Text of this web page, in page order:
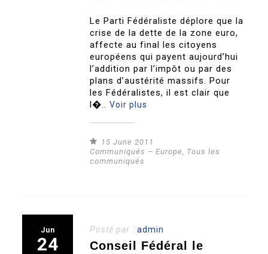
Le Parti Fédéraliste déplore que la
crise de la dette de la zone euro,
affecte au final les citoyens
européens qui payent aujourd’hui
l’addition par l’impôt ou par des
plans d’austérité massifs. Pour
les Fédéralistes, il est clair que
l�..Voir plus
15 June 2011
Communiqués – Europe, Tous les
communiqués
Jun
24
Posté par :admin
Conseil Fédéral le